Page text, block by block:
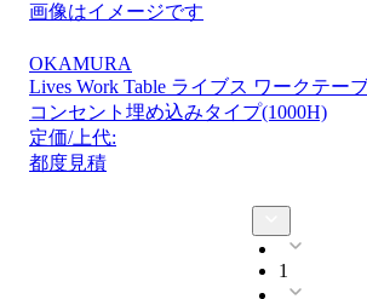
画像はイメージです
OKAMURA
Lives Work Table ライブス ワークテー
コンセント埋め込みタイプ(1000H)
定価/上代:
都度見積
1